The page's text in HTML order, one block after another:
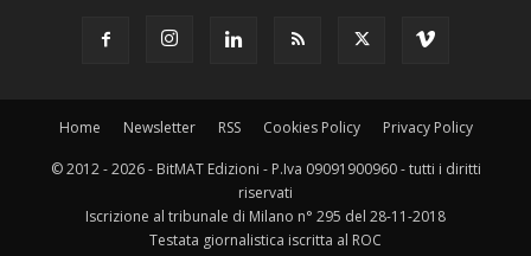
Home Newsletter RSS Cookies Policy Privacy Policy
© 2012 - 2026 - BitMAT Edizioni - P.Iva 09091900960 - tutti i diritti
riservati
Iscrizione al tribunale di Milano n° 295 del 28-11-2018
Testata giornalistica iscritta al ROC